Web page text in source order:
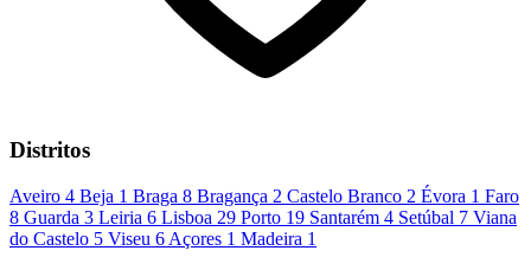
Distritos
Aveiro 4 Beja 1 Braga 8 Bragança 2 Castelo Branco 2 Évora 1 Faro
8 Guarda 3 Leiria 6 Lisboa 29 Porto 19 Santarém 4 Setúbal 7 Viana
do Castelo 5 Viseu 6 Açores 1 Madeira 1